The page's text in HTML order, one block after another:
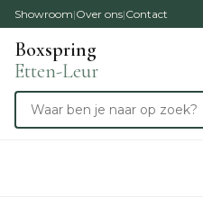
Showroom|Over ons|Contact
Boxspring
Etten-Leur